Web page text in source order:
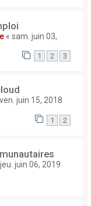
« sam. juin 03,
1 2 3
ven. juin 15, 2018
1 2
jeu. juin 06, 2019